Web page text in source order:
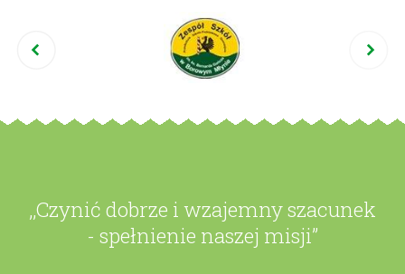
,,Czynić dobrze i wzajemny szacunek
- spełnienie naszej misji”